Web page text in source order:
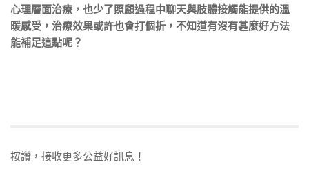
心理層面治療，也少了照顧過程中聊天與肢體接觸能提供的溫
暖感受，治療效果或許也會打個折，不知道有沒有甚麼好方法
能補足這點呢？
按讚，接收更多公益好訊息！